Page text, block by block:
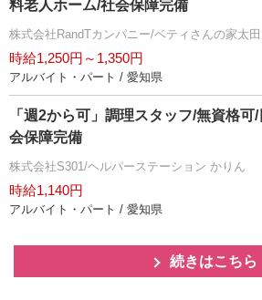
料老人ホーム/社会保障完備
株式会社RandTカンパニー/ベティさんの家太田
時給1,250円～1,350円
アルバイト・パート / 愛知県
「週2から可」調理スタッフ/無資格
会保障完備
株式会社S301/ヘルパーステーション かりん
時給1,140円
アルバイト・パート / 愛知県
続きはこちら